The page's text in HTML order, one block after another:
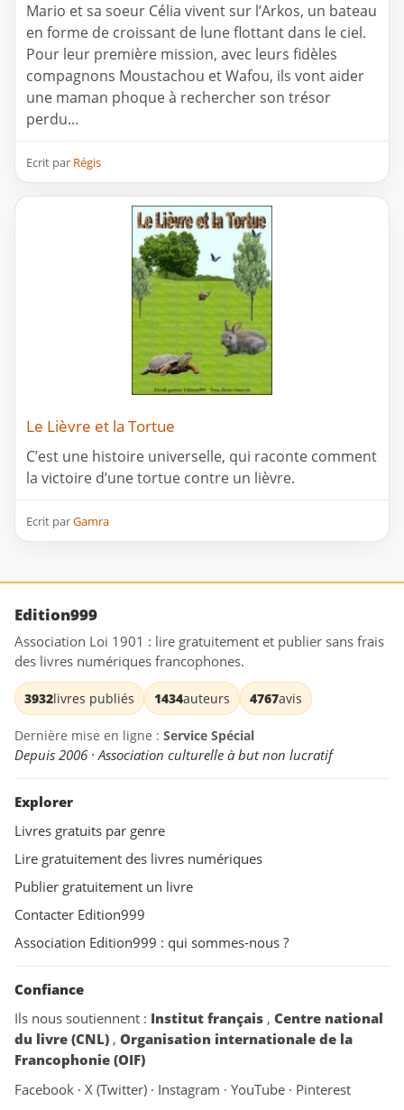
Mario et sa soeur Célia vivent sur l’Arkos, un bateau
en forme de croissant de lune flottant dans le ciel.
Pour leur première mission, avec leurs fidèles
compagnons Moustachou et Wafou, ils vont aider
une maman phoque à rechercher son trésor
perdu...
Ecrit par Régis
Le Lièvre et la Tortue
C’est une histoire universelle, qui raconte comment
la victoire d’une tortue contre un lièvre.
Ecrit parGamra
Edition999
Association Loi 1901 : lire gratuitement et publier sans frais
des livres numériques francophones.
3932livres publiés 1434auteurs 4767avis
Dernière mise en ligne : Service Spécial
Depuis 2006 · Association culturelle à but non lucratif
Explorer
Livres gratuits par genre
Lire gratuitement des livres numériques
Publier gratuitement un livre
Contacter Edition999
Association Edition999 : qui sommes-nous ?
Confiance
Ils nous soutiennent : Institut français , Centre national
du livre (CNL) , Organisation internationale de la
Francophonie (OIF)
Facebook · X (Twitter) · Instagram · YouTube · Pinterest